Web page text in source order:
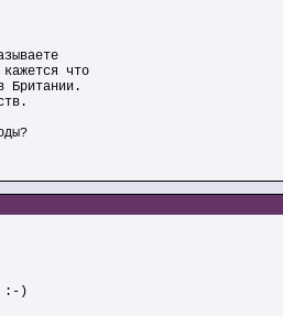
что
Британии.
:-)